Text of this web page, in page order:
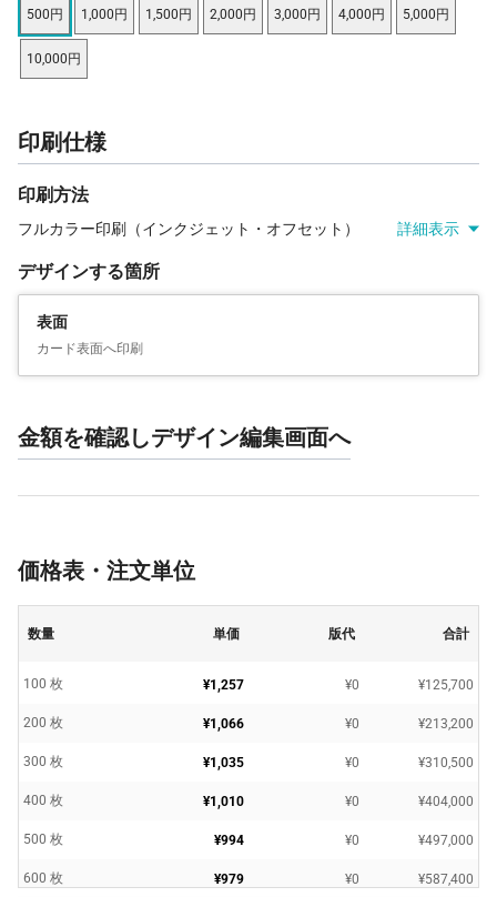
500円 1,000円 1,500円 2,000円 3,000円 4,000円 5,000円
10,000円
印刷仕様
印刷方法
フルカラー印刷（インクジェット・オフセット） 詳細表示
デザインする箇所
表面
カード表面へ印刷
金額を確認しデザイン編集画面へ
価格表・注文単位
数量 単価 版代 合計
100 枚 ¥1,257 ¥0 ¥125,700
200 枚 ¥1,066 ¥0 ¥213,200
300 枚 ¥1,035 ¥0 ¥310,500
400 枚 ¥1,010 ¥0 ¥404,000
500 枚 ¥994 ¥0 ¥497,000
600 枚 ¥979 ¥0 ¥587,400